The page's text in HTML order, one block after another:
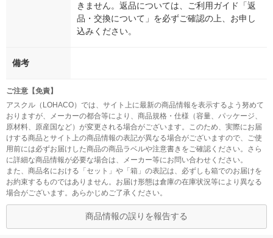
きません。返品については、ご利用ガイド「返
品・交換について」を必ずご確認の上、お申し
込みください。
備考
ご注意【免責】
アスクル（LOHACO）では、サイト上に最新の商品情報を表示するよう努めて
おりますが、メーカーの都合等により、商品規格・仕様（容量、パッケージ、
原材料、原産国など）が変更される場合がございます。このため、実際にお届
けする商品とサイト上の商品情報の表記が異なる場合がございますので、ご使
用前には必ずお届けした商品の商品ラベルや注意書きをご確認ください。さら
に詳細な商品情報が必要な場合は、メーカー等にお問い合わせください。
また、商品名における「セット」や「箱」の表記は、必ずしも箱でのお届けを
お約束するものではありません。お届け形態は倉庫の在庫状況等により異なる
場合がございます。あらかじめご了承ください。
商品情報の誤りを報告する